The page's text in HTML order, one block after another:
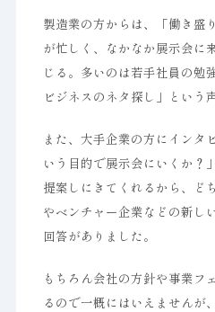
製造業の方からは、「働き盛
が忙しく、なかなか展示会に
じる。多いのは若手社員の勉
ビジネスのネタ探し」という
また、大手企業の方にインタ
いう目的で展示会にいくか？
提案しにきてくれるから、ど
やベンチャー企業などの新し
回答がありました。
もちろん会社の方針や事業フ
るので一概にはいえませんが